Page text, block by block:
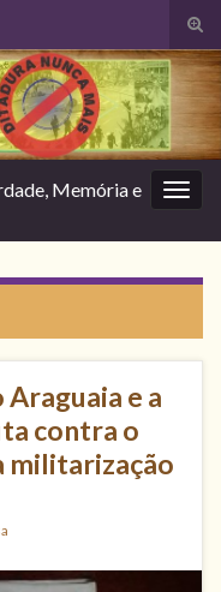
de
Memória e
e a
contra o
militarização